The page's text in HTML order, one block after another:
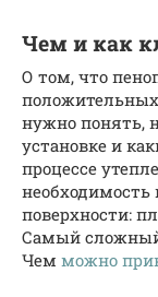
Чем и как
О том, что
положительных
нужно понять,
установке и
процессе
поверхности:
Самый
Чем можно